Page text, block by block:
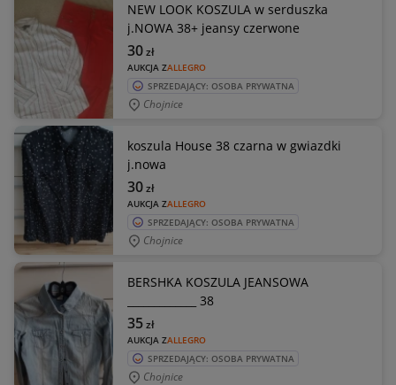
NEW LOOK KOSZULA w serduszka
j.NOWA 38+ jeansy czerwone
AUKCJA ZALLEGRO
30zł
SPRZEDAJĄCY: OSOBA PRYWATNA
Chojnice
koszula House 38 czarna w gwiazdki
j.nowa
AUKCJA ZALLEGRO
30zł
SPRZEDAJĄCY: OSOBA PRYWATNA
Chojnice
BERSHKA KOSZULA JEANSOWA
_____________ 38
AUKCJA ZALLEGRO
35zł
SPRZEDAJĄCY: OSOBA PRYWATNA
Chojnice